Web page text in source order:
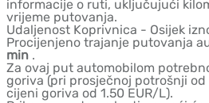
informacije o ruti, uključujući
vrijeme putovanja.
Udaljenost Koprivnica - Osijek
Procijenjeno trajanje putovanja
min .
Za ovaj put automobilom
goriva (pri prosječnoj potrošnji od
cijeni goriva od 1.50 EUR/L).